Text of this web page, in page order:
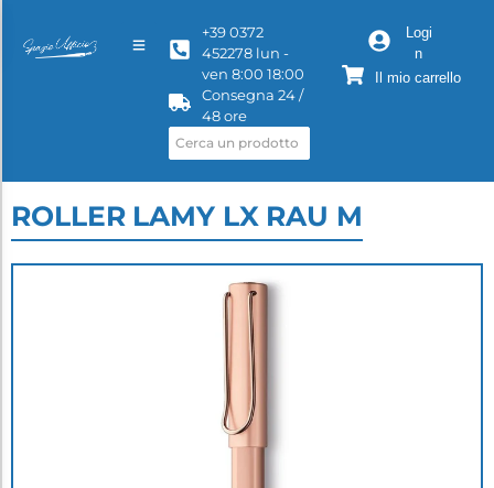
+39 0372
452278 lun -
ven 8:00 18:00
Consegna 24 /
48 ore
Logi
n
Il mio carrello
ROLLER LAMY LX RAU M